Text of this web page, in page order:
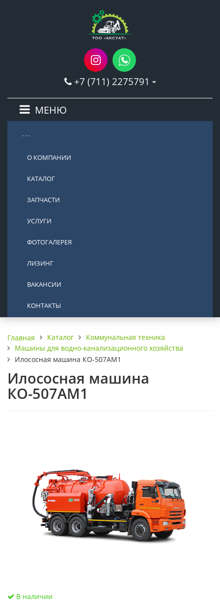
+7 (711) 2275791
МЕНЮ
. . .
О КОМПАНИИ
КАТАЛОГ
ЗАПЧАСТИ
УСЛУГИ
ФОТОГАЛЕРЕЯ
ЛИЗИНГ
ВАКАНСИИ
КОНТАКТЫ
Главная Каталог
Коммунальная техника
Машины для водно-канализационного хозяйства
Илососная машина КО-507АМ1
Илососная машина
КО-507АМ1
В наличии